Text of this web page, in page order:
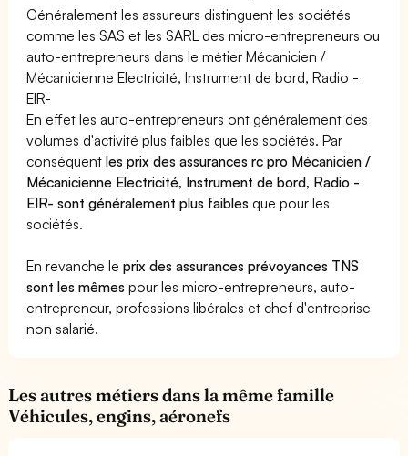
Généralement les assureurs distinguent les sociétés
comme les SAS et les SARL des micro-entrepreneurs ou
auto-entrepreneurs dans le métier Mécanicien /
Mécanicienne Electricité, Instrument de bord, Radio -
EIR-
En effet les auto-entrepreneurs ont généralement des
volumes d'activité plus faibles que les sociétés. Par
conséquentles prix des assurances rc pro Mécanicien /
Mécanicienne Electricité, Instrument de bord, Radio -
EIR- sont généralement plus faibles que pour les
sociétés.
En revanche leprix des assurances prévoyances TNS
sont les mêmes pour les micro-entrepreneurs, auto-
entrepreneur, professions libérales et chef d'entreprise
non salarié.
Les autres métiers dans la même famille
Véhicules, engins, aéronefs